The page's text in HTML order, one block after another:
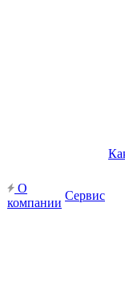
О
компании
Сервис